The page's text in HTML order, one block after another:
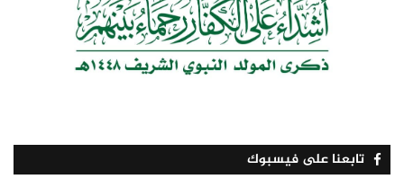
تابعنا على فيسبوك